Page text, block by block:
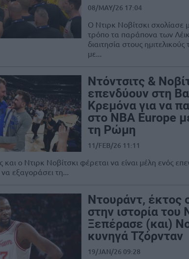
08/MAY/26 17:04
Ο Ντιρκ Νοβίτσκι σχολίασε
τρόπο τα παράπονα των
διαιτησία στους
με...
Ντόντσιτς &
επενδύουν στη
Κρεμόνα για να
στo NBA Europe
τη Ρώμη
11/FEB/26 11:11
ο Ντιρκ Νοβίτσκι φέρεται να είναι μέλη ενός
εξαγοράσει τη...
Ντουράντ, έκτος
στην ιστορία του
Ξεπέρασε (και)
κυνηγά Τζόρνταν
19/JAN/26 09:28